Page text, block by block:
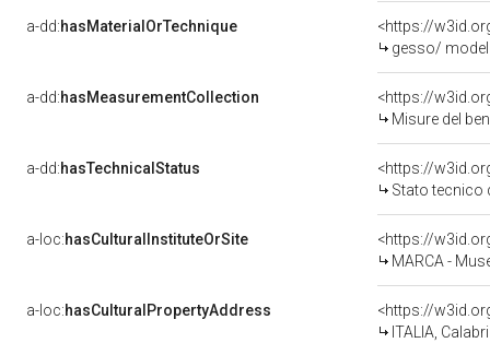
a-dd:hasMaterialOrTechnique
<https://
gesso/
a-dd:hasMeasurementCollection
<https://
Misure del
a-dd:hasTechnicalStatus
<https://
Stato tecnico
a-loc:hasCulturalInstituteOrSite
MARCA -
a-loc:hasCulturalPropertyAddress
<https://
ITALIA,